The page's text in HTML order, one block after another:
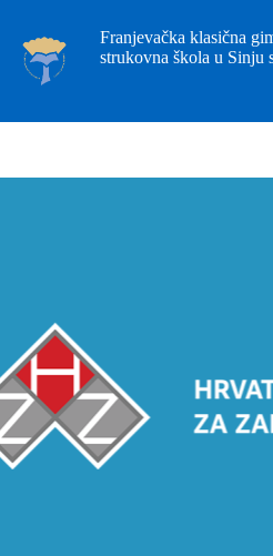
Franjevačka klasična
strukovna škola u Sinju